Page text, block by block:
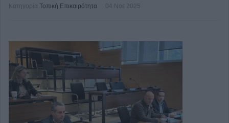
Κατηγορία Τοπική Επικαιρότητα 04 Νοε 2025